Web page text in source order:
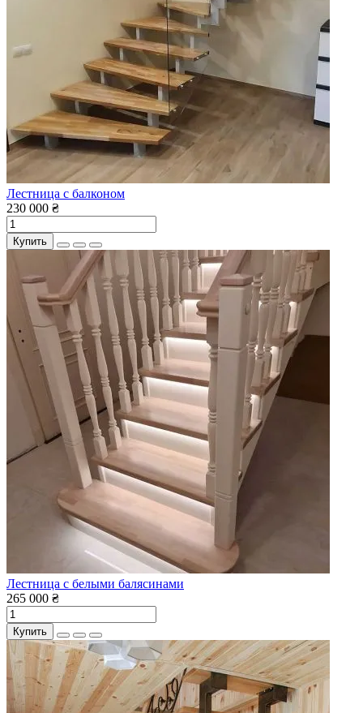
Лестница с балконом
230 000 ₴
Купить
Лестница с белыми балясинами
265 000 ₴
Купить